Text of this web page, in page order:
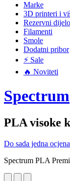
Marke
3D printeri i
Rezervni
Filamenti
Smole
Dodatni pribor
⚡ Sale
🔥 Noviteti
Spectrum
PLA visoke
Do sada jedna
Spectrum PLA